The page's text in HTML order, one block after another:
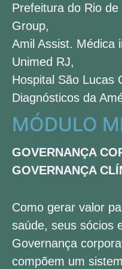
Prefeitura do Rio
Group,
Amil Assist. Médica
Unimed RJ,
Hospital São Lucas
Diagnósticos da
MÓDULO
GOVERNANÇA
GOVERNANÇA
Como gerar valor
saúde, seus sócios
Governança
compõem um